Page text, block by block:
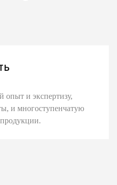
и экспертизу,
и многоступенчатую
продукции.